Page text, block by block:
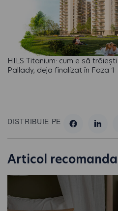
HILS Titanium: cum e să
Pallady, deja finalizat în Faza 1
DISTRIBUIE PE
Articol